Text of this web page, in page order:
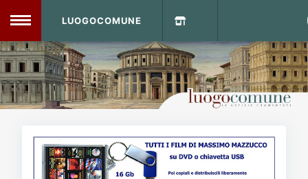
MENU
Home
DVD Shop
Sito
LUOGOCOMUNE